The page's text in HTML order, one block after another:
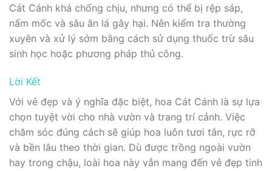
Cát Cánh khá chống chịu, nhưng có thể bị rệp sáp,
nấm mốc và sâu ăn lá gây hại. Nên kiểm tra thường
xuyên và xử lý sớm bằng cách sử dụng thuốc trừ sâu
sinh học hoặc phương pháp thủ công.
Lời Kết
Với vẻ đẹp và ý nghĩa đặc biệt, hoa Cát Cánh là sự lựa
chọn tuyệt vời cho nhà vườn và trang trí cảnh. Việc
chăm sóc đúng cách sẽ giúp hoa luôn tươi tắn, rực rỡ
và bền lâu theo thời gian. Dù được trồng ngoài vườn
hay trong chậu, loài hoa này vẫn mang đến vẻ đẹp tinh